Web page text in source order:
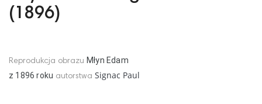
(1896)
Reprodukcja obrazu Młyn Edam
z 1896 roku autorstwaSignac Paul